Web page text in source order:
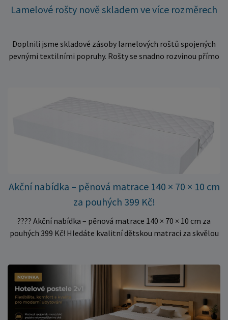
Lamelové rošty nově skladem ve více rozměrech
Doplnili jsme skladové zásoby lamelových roštů spojených
pevnými textilními popruhy. Rošty se snadno rozvinou přímo
množství kusů, proto můžeme objednávky rychle expedovat.
Vyberte si vhodný rozměr a dopřejte své matraci kvalitní
podklad za výhodnou cenu.
Akční nabídka – pěnová matrace 140 × 70 × 10 cm
za pouhých 399 Kč!
???? Akční nabídka – pěnová matrace 140 × 70 × 10 cm za
pouhých 399 Kč! Hledáte kvalitní dětskou matraci za skvělou
✅ Pohodlné pěnové jádro pro komfortní spánek dítěte ✅
Skvělá volba do dětských postýlek ✅ Výjimečně výhodná cena
– jen 399 Kč Využijte této mimořádné nabídky a pořiďte
kvalitní matraci za cenu, která patří k nejvýhodnějším na